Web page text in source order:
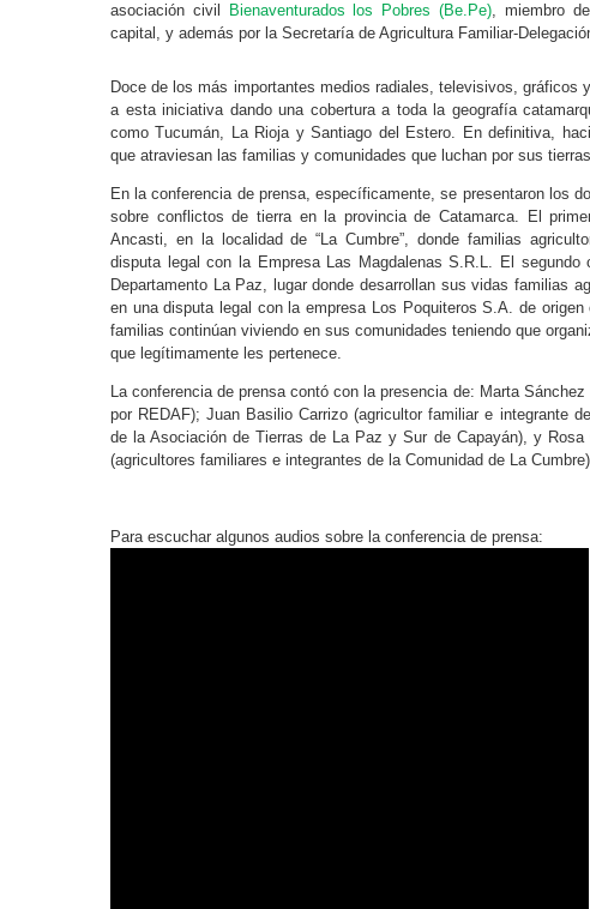
asociación civil
Bienaventurados los Pobres (Be.Pe), miembro
capital, y además por la Secretaría de Agricultura Familiar-
Doce de los más importantes medios radiales, televisivos, gráficos
a esta iniciativa dando una cobertura a toda la geografía
como Tucumán, La Rioja y Santiago del Estero. En definitiva,
que atraviesan las familias y comunidades que luchan por sus
En la conferencia de prensa, específicamente, se presentaron los
sobre conflictos de tierra en la provincia de Catamarca. El
Ancasti, en la localidad de “La Cumbre”, donde familias
disputa legal con la Empresa Las Magdalenas S.R.L. El segundo
Departamento La Paz, lugar donde desarrollan sus vidas familias
en una disputa legal con la empresa Los Poquiteros S.A. de
familias continúan viviendo en sus comunidades teniendo que
que legítimamente les pertenece.
La conferencia de prensa contó con la presencia de: Marta
por REDAF); Juan Basilio Carrizo (agricultor familiar e integrante
de la Asociación de Tierras de La Paz y Sur de Capayán), y Rosa
(agricultores familiares e integrantes de la Comunidad de La
Para escuchar algunos audios sobre la conferencia de prensa: